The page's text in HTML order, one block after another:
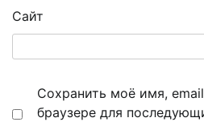
Сайт
Сохранить моё имя,
браузере для